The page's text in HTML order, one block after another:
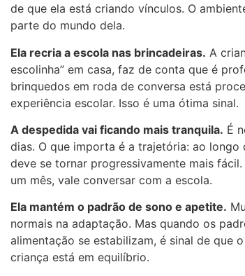
de que ela está criando vínculos. O
parte do mundo dela.
Ela recria a escola nas brincadeiras. A
escolinha” em casa, faz de conta que é
brinquedos em roda de conversa está
experiência escolar. Isso é uma ótima sinal.
A despedida vai ficando mais tranquila. É
dias. O que importa é a trajetória: ao longo
deve se tornar progressivamente mais
um mês, vale conversar com a escola.
Ela mantém o padrão de sono e apetite.
normais na adaptação. Mas quando os
alimentação se estabilizam, é sinal de que
criança está em equilíbrio.